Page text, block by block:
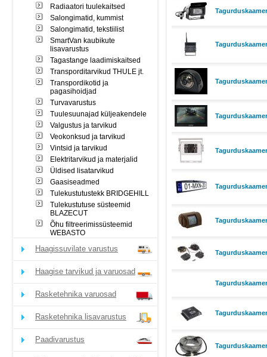
Radiaatori tuulekaitsed
Salongimatid, kummist
Salongimatid, tekstiilist
SmartVan kaubikute
lisavarustus
Tagastange laadimiskaitsed
Transporditarvikud THULE jt.
Transpordikotid ja
pagasihoidjad
Turvavarustus
Tuulesuunajad küljeakendele
Valgustus ja tarvikud
Veokonksud ja tarvikud
Vintsid ja tarvikud
Elektritarvikud ja materjalid
Üldised lisatarvikud
Gaasiseadmed
Tulekustutustekk BRIDGEHILL
Tulekustutuse süsteemid
BLAZECUT
Õhu filtreerimissüsteemid
WEBASTO
Haagissuvilate varustus
Haagise tarvikud ja varuosad
Rasketehnika varuosad
Rasketehnika lisavarustus
Paadivarustus